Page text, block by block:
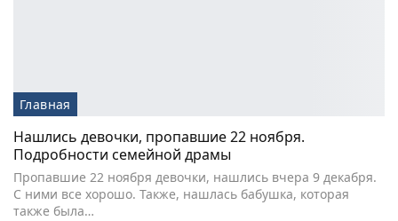
Главная
Нашлись девочки, пропавшие 22 ноября.
Подробности семейной драмы
Пропавшие 22 ноября девочки, нашлись вчера 9 декабря.
С ними все хорошо. Также, нашлась бабушка, которая
также была…